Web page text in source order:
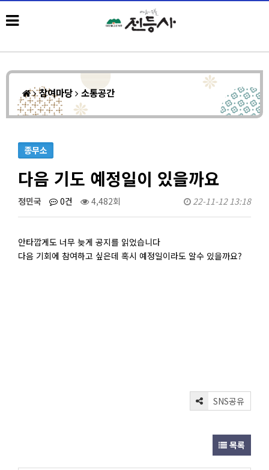
참여마당 소통공간
종무소
다음 기도 예정일이 있을까요
정민국 0건 4,482회 22-11-12 13:18
안타깝게도 너무 늦게 공지를 읽었습니다
다음 기회에 참여하고 싶은데 혹시 예정일이라도 알수 있을까요?
SNS공유
목록